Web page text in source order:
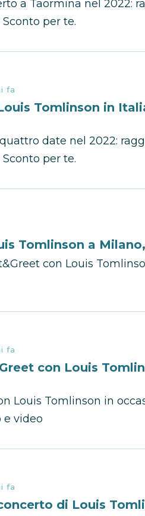
a Taormina nel 2022:
per te.
fa
Tomlinson in
date nel 2022:
per te.
Tomlinson a
con Louis
fa
con Louis
Louis Tomlinson in
e video
fa
di Louis